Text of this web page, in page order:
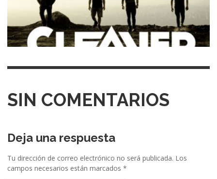
SIN COMENTARIOS
Deja una respuesta
Tu dirección de correo electrónico no será publicada. Los
campos necesarios están marcados *